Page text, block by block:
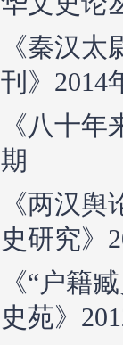
《秦汉
刊》2014
《八十
期
《两汉
史研究》
《“户籍
史苑》